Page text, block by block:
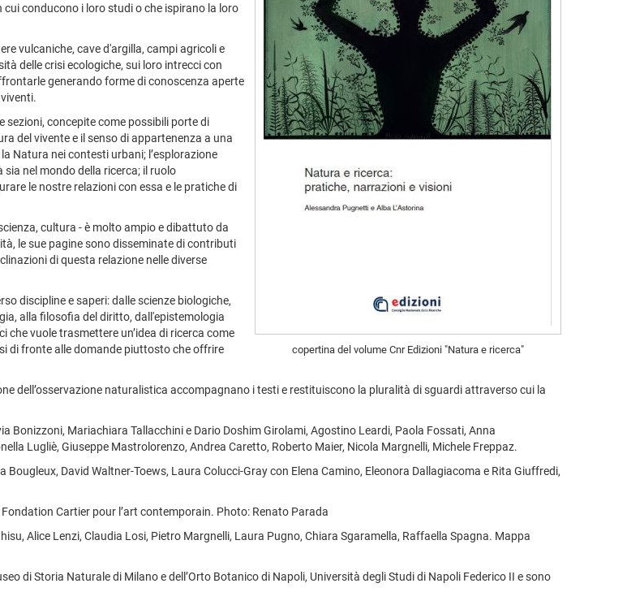
copertina del volume Cnr Edizioni "Natura e ricerca"
conducono i loro studi o che ispirano la loro
vulcaniche, cave d'argilla, campi agricoli e
delle crisi ecologiche, sui loro intrecci con
generando forme di conoscenza aperte
concepite come possibili porte di
del vivente e il senso di appartenenza a una
Natura nei contesti urbani; l’esplorazione
sia nel mondo della ricerca; il ruolo
le nostre relazioni con essa e le pratiche di
cultura - è molto ampio e dibattuto da
le sue pagine sono disseminate di contributi
di questa relazione nelle diverse
discipline e saperi: dalle scienze biologiche,
alla filosofia del diritto, dall'epistemologia
che vuole trasmettere un’idea di ricerca come
di fronte alle domande piuttosto che offrire
dell’osservazione naturalistica accompagnano i testi e restituiscono la pluralità di sguardi attraverso cui la
Bonizzoni, Mariachiara Tallacchini e Dario Doshim Girolami, Agostino Leardi, Paola Fossati, Anna
Lugliè, Giuseppe Mastrolorenzo, Andrea Caretto, Roberto Maier, Nicola Margnelli, Michele Freppaz.
David Waltner-Toews, Laura Colucci-Gray con Elena Camino, Eleonora Dallagiacoma e Rita Giuffredi,
Cartier pour l’art contemporain. Photo: Renato Parada
Alice Lenzi, Claudia Losi, Pietro Margnelli, Laura Pugno, Chiara Sgaramella, Raffaella Spagna. Mappa
di Storia Naturale di Milano e dell’Orto Botanico di Napoli, Università degli Studi di Napoli Federico II e sono